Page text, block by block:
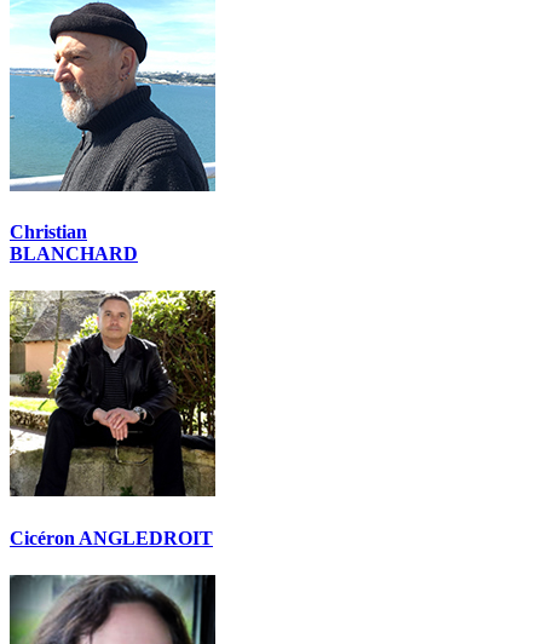
Christian
BLANCHARD
Cicéron ANGLEDROIT